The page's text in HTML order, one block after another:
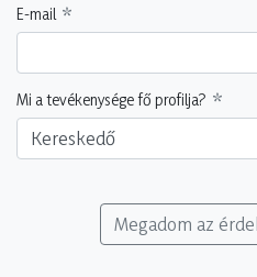
E-mail
Mi a tevékenysége fő profilja?
Kereskedő
Megadom az